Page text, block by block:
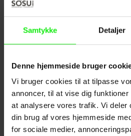
Samtykke Detaljer
Denne hjemmeside bruger
Vi bruger cookies til at tilpasse
annoncer, til at vise dig
at analysere vores trafik. Vi deler
din brug af vores hjemmeside
for sociale medier,
Sted:
Startdato:
24-08-2026
Varighed: 2,5 dage
Tilmeld